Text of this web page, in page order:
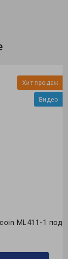
Хит продаж
Видео
ML411-1 под